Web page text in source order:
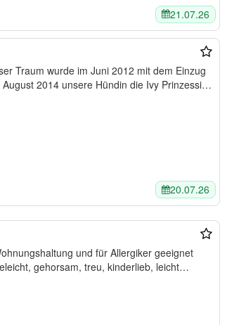
21.07.26
Traum wurde im Juni 2012 mit dem Einzug
2014 unsere Hündin die Ivy Prinzessin
20.07.26
Wesen, pflegeleicht, gehorsam, treu, kinderlieb, leicht…